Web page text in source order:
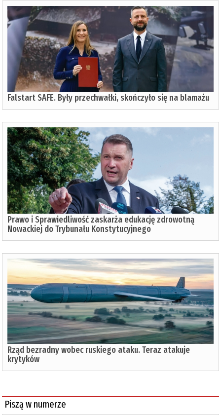
Falstart SAFE. Były przechwałki, skończyło się na blamażu
Prawo i Sprawiedliwość zaskarża edukację zdrowotną
Nowackiej do Trybunału Konstytucyjnego
Rząd bezradny wobec ruskiego ataku. Teraz atakuje
krytyków
Piszą w numerze